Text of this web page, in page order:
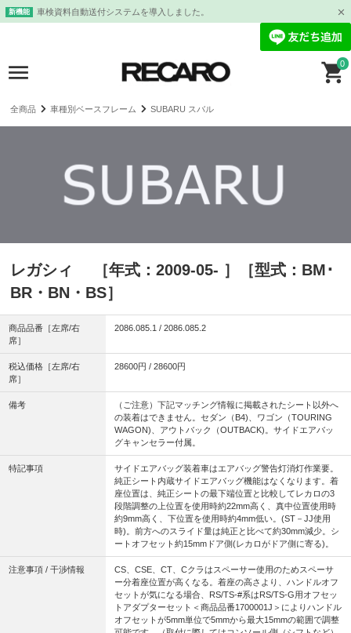
新機能 車検資料自動送付システムを導入しました。
0
全商品 車種別ベースフレーム SUBARU スバル
レガシィ ［年式：2009-05- ］［型式：BM･
BR・BN・BS］
商品品番［左席/右
席］
2086.085.1 / 2086.085.2
税込価格［左席/右
席］
28600円 / 28600円
備考
（ご注意）下記マッチング情報に掲載されたシート以外へ
の装着はできません。セダン（B4)、ワゴン（TOURING
WAGON)、アウトバック（OUTBACK)。サイドエアバッ
グキャンセラー付属。
特記事項
サイドエアバッグ装着車はエアバッグ警告灯消灯作業要。
純正シート内蔵サイドエアバッグ機能はなくなります。着
座位置は、純正シートの最下端位置と比較してレカロの3
段階調整の上位置を使用時約22mm高く、真中位置使用時
約9mm高く、下位置を使用時約4mm低い。(ST－JJ使用
時)。前方へのスライド量は純正と比べて約30mm減少。シ
ートオフセット約15mmドア側(レカロがドア側に寄る)。
注意事項 / 干渉情報
CS、CSE、CT、Cクラはスペーサー使用のためスペーサ
ー分着座位置が高くなる。着座の高さより、ハンドルオフ
セットが気になる場合、RS/TS-#系はRS/TS-G用オフセッ
トアダプターセット＜商品品番1700001J＞によりハンドル
オフセットが5mm単位で5mmから最大15mmの範囲で調整